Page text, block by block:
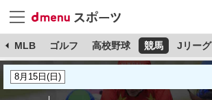
MLB ゴルフ 高校野球 競馬 Jリーグ